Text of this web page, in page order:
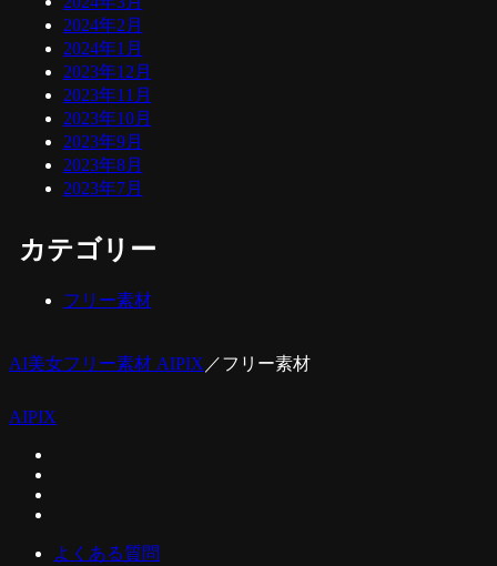
2024年2月
2024年1月
2023年12月
2023年11月
2023年10月
2023年9月
2023年8月
2023年7月
カテゴリー
フリー素材
AI美女フリー素材 AIPIX ／フリー素材
AIPIX
よくある質問